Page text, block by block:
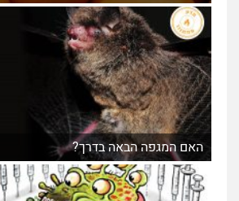
האם המגפה הבאה בדרך?